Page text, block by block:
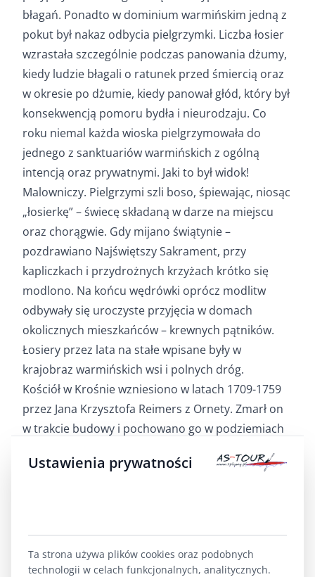
błagań. Ponadto w dominium warmińskim jedną z
pokut był nakaz odbycia pielgrzymki. Liczba łosier
wzrastała szczególnie podczas panowania dżumy,
kiedy ludzie błagali o ratunek przed śmiercią oraz
w okresie po dżumie, kiedy panował głód, który był
konsekwencją pomoru bydła i nieurodzaju. Co
roku niemal każda wioska pielgrzymowała do
jednego z sanktuariów warmińskich z ogólną
intencją oraz prywatnymi. Jaki to był widok!
Malowniczy. Pielgrzymi szli boso, śpiewając, niosąc
„łosierkę” – świecę składaną w darze na miejscu
oraz chorągwie. Gdy mijano świątynie –
pozdrawiano Najświętszy Sakrament, przy
kapliczkach i przydrożnych krzyżach krótko się
modlono. Na końcu wędrówki oprócz modlitw
odbywały się uroczyste przyjęcia w domach
okolicznych mieszkańców – krewnych pątników.
Łosiery przez lata na stałe wpisane były w
krajobraz warmińskich wsi i polnych dróg.
Kościół w Krośnie wzniesiono w latach 1709-1759
przez Jana Krzysztofa Reimers z Ornety. Zmarł on
w trakcie budowy i pochowano go w podziemiach
Pięć barokowych ołtarzy wykonał Krzysztof
Jan Chrystian Schmit, z kolei fasadę kościoła
wykonał warsztat Krzysztofa Perwangera z
Ustawienia prywatności
Ta strona używa plików cookies oraz podobnych
technologii w celach funkcjonalnych, analitycznych.